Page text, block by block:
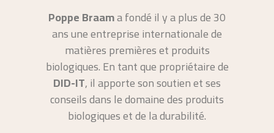
Poppe Braama fondé il y a plus de 30
ans une entreprise internationale de
matières premières et produits
biologiques. En tant que propriétaire de
DID-IT, il apporte son soutien et ses
conseils dans le domaine des produits
biologiques et de la durabilité.